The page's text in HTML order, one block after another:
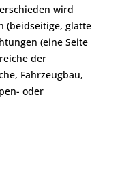
wird
(beidseitige, glatte
(eine Seite
der
Fahrzeugbau,
oder